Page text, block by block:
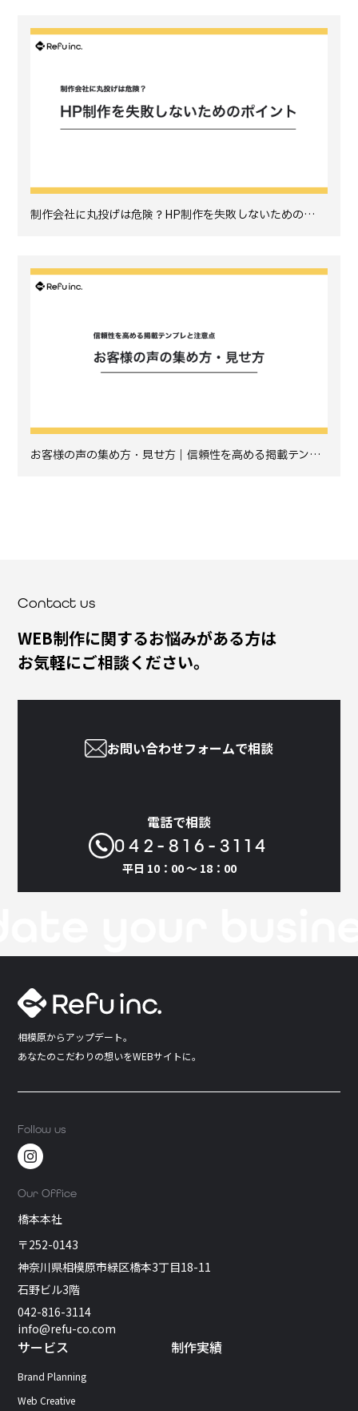
制作会社に丸投げは危険？HP制作を失敗しないための…
お客様の声の集め方・見せ方｜信頼性を高める掲載テン…
Contact us
WEB制作に関するお悩みがある方は
お気軽にご相談ください。
お問い合わせフォームで相談
電話で相談
042-816-3114
平日 10：00 〜 18：00
相模原からアップデート。
あなたのこだわりの想いをWEBサイトに。
Follow us
Our Office
橋本本社
〒252-0143
神奈川県相模原市緑区橋本3丁目18-11
石野ビル3階
042-816-3114
info@refu-co.com
サービス
Brand Planning
Web Creative
制作実績